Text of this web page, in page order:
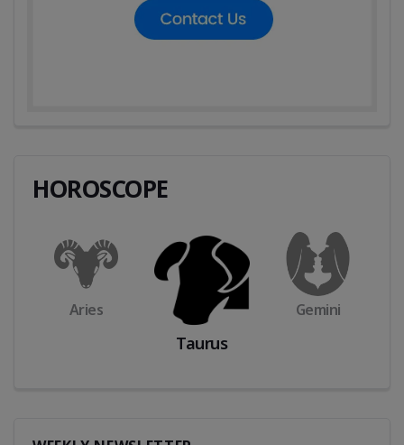
HOROSCOPE
Aries
Taurus
Gemini